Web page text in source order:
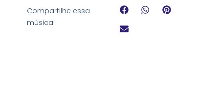
Compartilhe essa
música: